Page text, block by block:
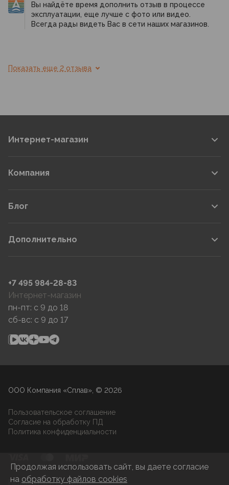
Вы найдёте время дополнить отзыв в процессе
эксплуатации, еще лучше с фото или видео.
Всегда рады видеть Вас в сети наших магазинов.
Показать еще 2 отзыва
Интернет-магазин
Компания
Блог
Дополнительно
+7 495 984-28-83
Интернет-магазин
пн-пт: c 9 до 18
сб-вс: c 9 до 17
ООО Компания «Сплав», © 2026
Пользовательское соглашение
Согласие на обработку ПД
Политика конфиденциальности
Разработка и развитие
Продолжая использовать сайт, вы даете согласие
на обработку файлов cookies